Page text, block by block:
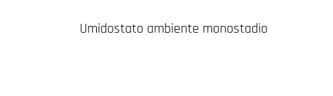
Umidostato ambiente monostadio